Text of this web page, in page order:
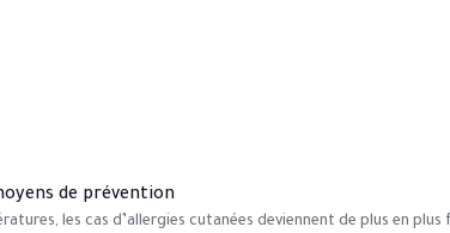
de prévention
les cas d’allergies cutanées deviennent de plus en